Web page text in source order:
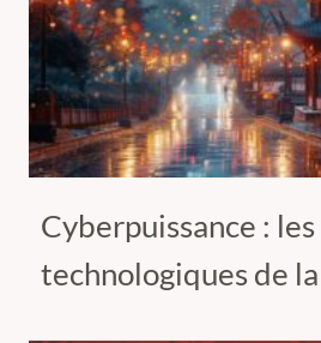
Cyberpuissance :
technologiques de